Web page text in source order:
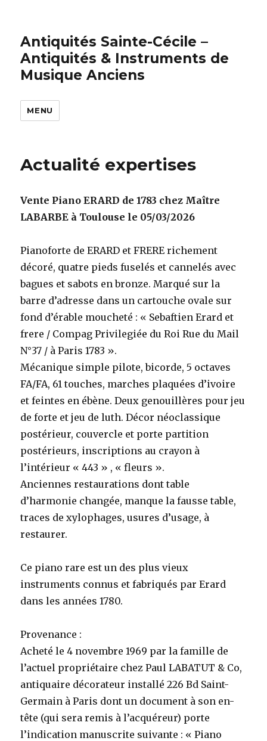
Antiquités Sainte-Cécile –
Antiquités & Instruments de
Musique Anciens
MENU
Actualité expertises
Vente Piano ERARD de 1783 chez Maître
LABARBE à Toulouse le 05/03/2026
Pianoforte de ERARD et FRERE richement
décoré, quatre pieds fuselés et cannelés avec
bagues et sabots en bronze. Marqué sur la
barre d’adresse dans un cartouche ovale sur
fond d’érable moucheté : « Sebaftien Erard et
frere / Compag Privilegiée du Roi Rue du Mail
N°37 / à Paris 1783 ».
Mécanique simple pilote, bicorde, 5 octaves
FA/FA, 61 touches, marches plaquées d’ivoire
et feintes en ébène. Deux genouillères pour jeu
de forte et jeu de luth. Décor néoclassique
postérieur, couvercle et porte partition
postérieurs, inscriptions au crayon à
l’intérieur « 443 » , « fleurs ».
Anciennes restaurations dont table
d’harmonie changée, manque la fausse table,
traces de xylophages, usures d’usage, à
restaurer.
Ce piano rare est un des plus vieux
instruments connus et fabriqués par Erard
dans les années 1780.
Provenance :
Acheté le 4 novembre 1969 par la famille de
l’actuel propriétaire chez Paul LABATUT & Co,
antiquaire décorateur installé 226 Bd Saint-
Germain à Paris dont un document à son en-
tête (qui sera remis à l’acquéreur) porte
l’indication manuscrite suivante : « Piano